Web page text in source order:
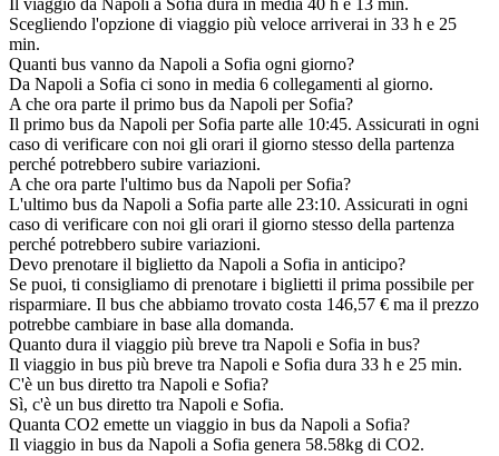
Il viaggio da Napoli a Sofia dura in media 40 h e 13 min.
Scegliendo l'opzione di viaggio più veloce arriverai in 33 h e 25
min.
Quanti bus vanno da Napoli a Sofia ogni giorno?
Da Napoli a Sofia ci sono in media 6 collegamenti al giorno.
A che ora parte il primo bus da Napoli per Sofia?
Il primo bus da Napoli per Sofia parte alle 10:45. Assicurati in ogni
caso di verificare con noi gli orari il giorno stesso della partenza
perché potrebbero subire variazioni.
A che ora parte l'ultimo bus da Napoli per Sofia?
L'ultimo bus da Napoli a Sofia parte alle 23:10. Assicurati in ogni
caso di verificare con noi gli orari il giorno stesso della partenza
perché potrebbero subire variazioni.
Devo prenotare il biglietto da Napoli a Sofia in anticipo?
Se puoi, ti consigliamo di prenotare i biglietti il prima possibile per
risparmiare. Il bus che abbiamo trovato costa 146,57 € ma il prezzo
potrebbe cambiare in base alla domanda.
Quanto dura il viaggio più breve tra Napoli e Sofia in bus?
Il viaggio in bus più breve tra Napoli e Sofia dura 33 h e 25 min.
C'è un bus diretto tra Napoli e Sofia?
Sì, c'è un bus diretto tra Napoli e Sofia.
Quanta CO2 emette un viaggio in bus da Napoli a Sofia?
Il viaggio in bus da Napoli a Sofia genera 58.58kg di CO2.